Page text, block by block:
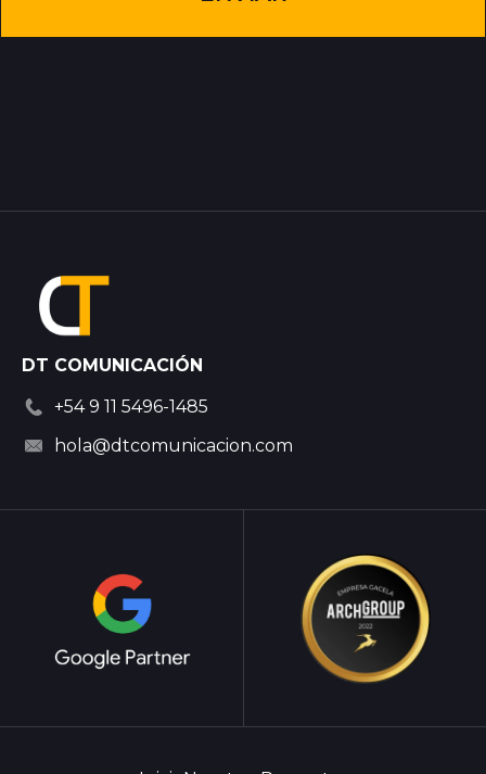
DT COMUNICACIÓN
+54 9 11 5496-1485
hola@dtcomunicacion.com